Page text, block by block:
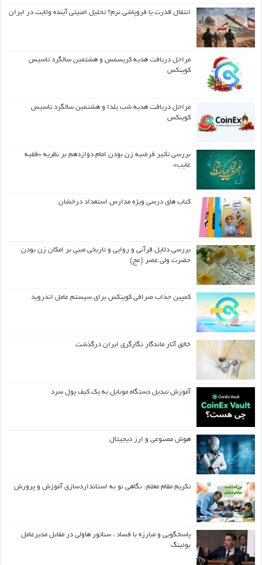
انتقال قدرت یا فروپاشی نرم؟ تحلیل امنیتی آینده ولایت در ایران
مراحل دریافت هدیه کریسمس و هشتمین سالگرد تاسیس
کوینکس
مراحل دریافت هدیه شب یلدا و هشتمین سالگرد تاسیس
کوینکس
بررسی تأثیر فرضیه زن بودن امام دوازدهم بر نظریه «فقیه
غایب»
کتاب های درسی ویژه مدارس استعداد درخشان
بررسی دلایل قرآنی و روایی و تاریخی مبنی بر امکان زن بودن
حضرت ولی عصر (عج)
کمپین جذاب صرافی کوینکس برای سیستم عامل اندروید
خالق آثار ماندگار نگارگری ایران درگذشت
آموزش تبدیل دستگاه موبایل به یک کیف‌ پول سرد
هوش مصنوعی و ارز دیجیتال
تکریم مقام معلم: نگاهی نو به استانداردسازی آموزش و پرورش
پاسخگویی و مبارزه با فساد ، سناتور هاولی در مقابل مدیرعامل
بوئینگ